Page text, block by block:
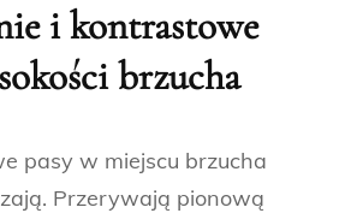
i kontrastowe
brzucha
pasy w miejscu brzucha
Przerywają pionową